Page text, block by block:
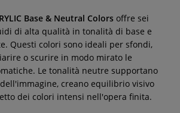
Base & Neutral Colors offre sei
di alta qualità in tonalità di base e
Questi colori sono ideali per sfondi,
o scurire in modo mirato le
Le tonalità neutre supportano
creano equilibrio visivo
dei colori intensi nell'opera finita.